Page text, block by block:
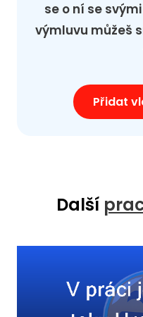
se o ní se
výmluvu můžeš
Přidat
Další